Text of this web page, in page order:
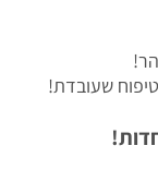
טיפוח שעובדת!